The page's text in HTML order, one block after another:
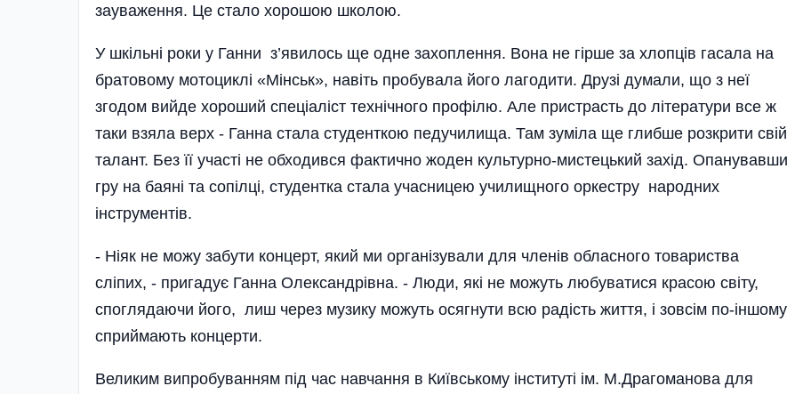
зауваження. Це стало хорошою школою.
У шкільні роки у Ганни з’явилось ще одне захоплення. Вона не гірше за хлопців гасала на
братовому мотоциклі «Мінськ», навіть пробувала його лагодити. Друзі думали, що з неї
згодом вийде хороший спеціаліст технічного профілю. Але пристрасть до літератури все ж
таки взяла верх - Ганна стала студенткою педучилища. Там зуміла ще глибше розкрити свій
талант. Без її участі не обходився фактично жоден культурно-мистецький захід. Опанувавши
гру на баяні та сопілці, студентка стала учасницею училищного оркестру народних
інструментів.
- Ніяк не можу забути концерт, який ми організували для членів обласного товариства
сліпих, - пригадує Ганна Олександрівна. - Люди, які не можуть любуватися красою світу,
споглядаючи його, лиш через музику можуть осягнути всю радість життя, і зовсім по-іншому
сприймають концерти.
Великим випробуванням під час навчання в Київському інституті ім. М.Драгоманова для